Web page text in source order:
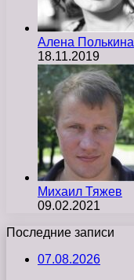
Алена Полькина
18.11.2019
Михаил Тяжев
09.02.2021
Последние записи
07.08.2026